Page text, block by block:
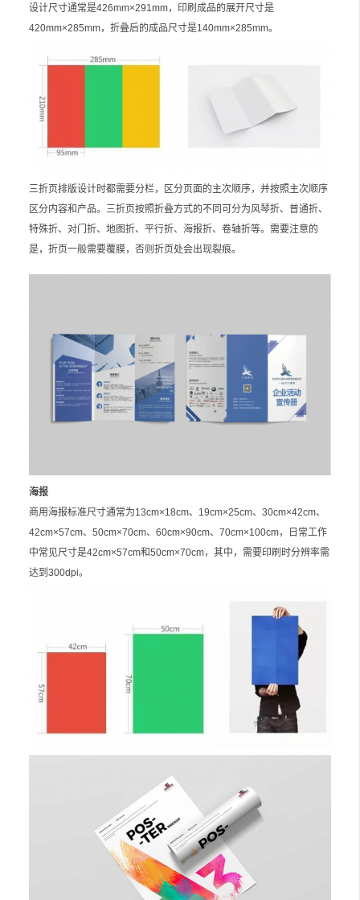
设计尺寸通常是426mm×291mm，印刷成品的展开尺寸是
420mm×285mm，折叠后的成品尺寸是140mm×285mm。
三折页排版设计时都需要分栏，区分页面的主次顺序，并按照主次顺序
区分内容和产品。三折页按照折叠方式的不同可分为风琴折、普通折、
特殊折、对门折、地图折、平行折、海报折、卷轴折等。需要注意的
是，折页一般需要覆膜，否则折页处会出现裂痕。
海报
商用海报标准尺寸通常为13cm×18cm、19cm×25cm、30cm×42cm、
42cm×57cm、50cm×70cm、60cm×90cm、70cm×100cm，日常工作
中常见尺寸是42cm×57cm和50cm×70cm，其中，需要印刷时分辨率需
达到300dpi。